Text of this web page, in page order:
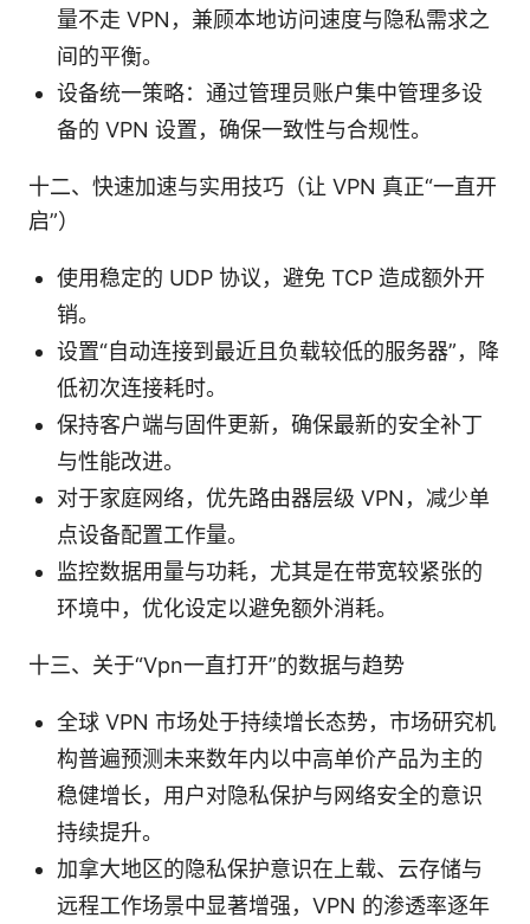
量不走 VPN，兼顾本地访问速度与隐私需求之
间的平衡。
设备统一策略：通过管理员账户集中管理多设
备的 VPN 设置，确保一致性与合规性。
十二、快速加速与实用技巧（让 VPN 真正“一直开
启”）
使用稳定的 UDP 协议，避免 TCP 造成额外开
销。
设置“自动连接到最近且负载较低的服务器”，降
低初次连接耗时。
保持客户端与固件更新，确保最新的安全补丁
与性能改进。
对于家庭网络，优先路由器层级 VPN，减少单
点设备配置工作量。
监控数据用量与功耗，尤其是在带宽较紧张的
环境中，优化设定以避免额外消耗。
十三、关于“Vpn一直打开”的数据与趋势
全球 VPN 市场处于持续增长态势，市场研究机
构普遍预测未来数年内以中高单价产品为主的
稳健增长，用户对隐私保护与网络安全的意识
持续提升。
加拿大地区的隐私保护意识在上载、云存储与
远程工作场景中显著增强，VPN 的渗透率逐年